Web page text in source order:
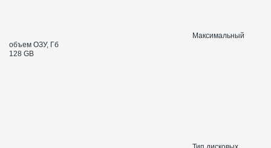
Максимальный
объем ОЗУ, Гб
128 GB